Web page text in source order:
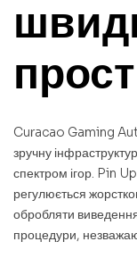
Curacao Gaming
зручну
спектром ігор. Pin
регулюється
обробляти
процедури,